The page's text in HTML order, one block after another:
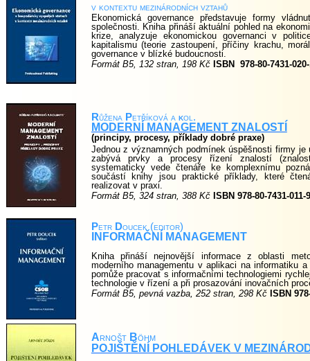
Arnošt Böhm
POJIŠTĚNÍ POHLEDÁVEK V
Růžena Petříková a kol.
MODERNÍ MANAGEMENT ZNALOSTÍ
(principy, procesy, příklady dobré praxe)
Jednou z významných podmínek úspěšnosti firmy
zabývá prvky a procesy řízení znalostí
systematicky vede čtenáře ke komplexnímu
součástí knihy jsou praktické příklady, které
realizovat v praxi.
Formát B5, 324 stran, 388 Kč ISBN 978-80-7431-011-9
Petr Doucek (editor)
INFORMAČNÍ MANAGEMENT
Kniha přináší nejnovější informace z oblasti
moderního managementu v aplikaci na informatiku
pomůže pracovat s informačními technologiemi
technologie v řízení a při prosazování inovačních
Formát B5, pevná vazba, 252 stran, 298 Kč ISBN
v kontextu mezinárodních vztahů
Ekonomická governance představuje formy
společnosti. Kniha přináší aktuální pohled na
krize, analyzuje ekonomickou governanci v
kapitalismu (teorie zastoupení, příčiny krachu,
governance v blízké budoucnosti.
Formát B5, 132 stran, 198 Kč ISBN 978-80-7431-